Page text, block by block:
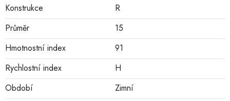
Konstrukce
R
Průměr
15
Hmotnostní index
91
Rychlostní index
H
Období
Zimní